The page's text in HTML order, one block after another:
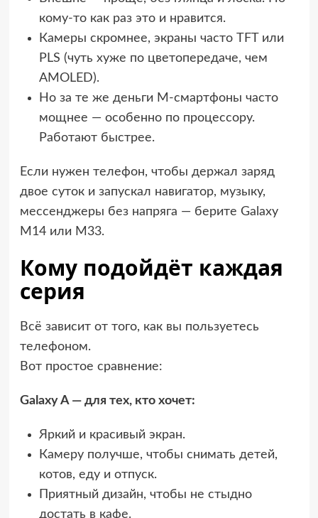
кому-то как раз это и нравится.
Камеры скромнее, экраны часто TFT или
PLS (чуть хуже по цветопередаче, чем
AMOLED).
Но за те же деньги M-смартфоны часто
мощнее — особенно по процессору.
Работают быстрее.
Если нужен телефон, чтобы держал заряд
двое суток и запускал навигатор, музыку,
мессенджеры без напряга — берите Galaxy
M14 или M33.
Кому подойдёт каждая
серия
Всё зависит от того, как вы пользуетесь
телефоном.
Вот простое сравнение:
Galaxy A — для тех, кто хочет:
Яркий и красивый экран.
Камеру получше, чтобы снимать детей,
котов, еду и отпуск.
Приятный дизайн, чтобы не стыдно
достать в кафе.